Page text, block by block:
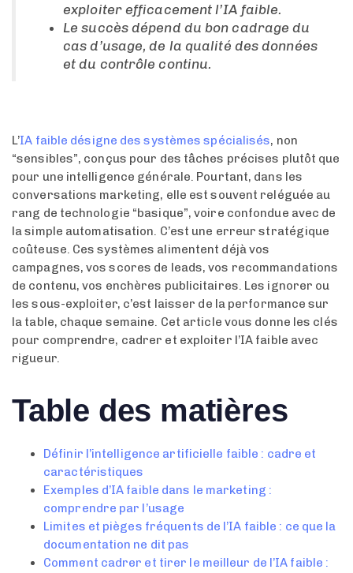
exploiter efficacement l’IA faible.
Le succès dépend du bon cadrage du
cas d’usage, de la qualité des données
et du contrôle continu.
L’IA faible désigne des systèmes spécialisés, non
“sensibles”, conçus pour des tâches précises plutôt que
pour une intelligence générale. Pourtant, dans les
conversations marketing, elle est souvent reléguée au
rang de technologie “basique”, voire confondue avec de
la simple automatisation. C’est une erreur stratégique
coûteuse. Ces systèmes alimentent déjà vos
campagnes, vos scores de leads, vos recommandations
de contenu, vos enchères publicitaires. Les ignorer ou
les sous-exploiter, c’est laisser de la performance sur
la table, chaque semaine. Cet article vous donne les clés
pour comprendre, cadrer et exploiter l’IA faible avec
rigueur.
Table des matières
Définir l’intelligence artificielle faible : cadre et
caractéristiques
Exemples d’IA faible dans le marketing :
comprendre par l’usage
Limites et pièges fréquents de l’IA faible : ce que la
documentation ne dit pas
Comment cadrer et tirer le meilleur de l’IA faible :